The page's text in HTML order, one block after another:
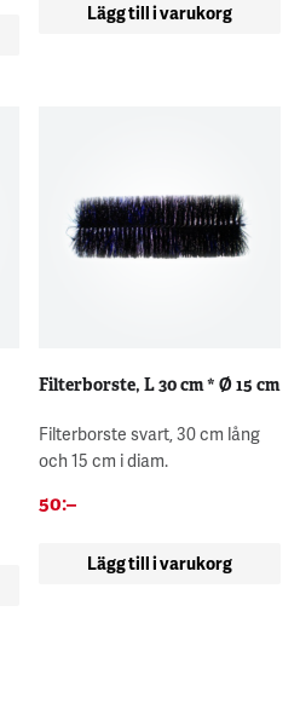
Lägg till i varukorg
Filterborste, L 30 cm * Ø 15 cm
Filterborste svart, 30 cm lång
och 15 cm i diam.
50:–
Lägg till i varukorg